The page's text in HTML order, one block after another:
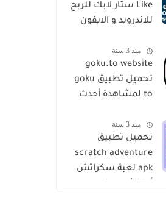
Like ستار لايك للربح
للاندرويد و الايفون
منذ 3 سنة
goku.to website
تحميل تطبيق goku
to لمشاهدة أحدث
الأفلام
منذ 3 سنة
تحميل تطبيق
scratch adventure
apk لعبة سكراتش